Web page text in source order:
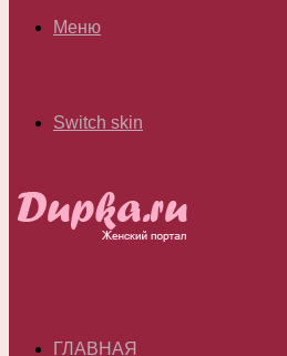
Меню
Switch skin
ГЛАВНАЯ